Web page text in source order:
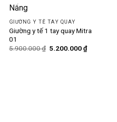
-12%
GIƯỜNG Y TẾ TAY QUAY
Giường y tế 1 tay quay Mitra
01
5.900.000₫ Giá
5.200.000₫Giá
hiện